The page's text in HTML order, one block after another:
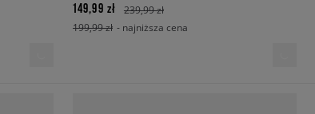
149,99 zł
239,99 zł
199,99 zł - najniższa cena